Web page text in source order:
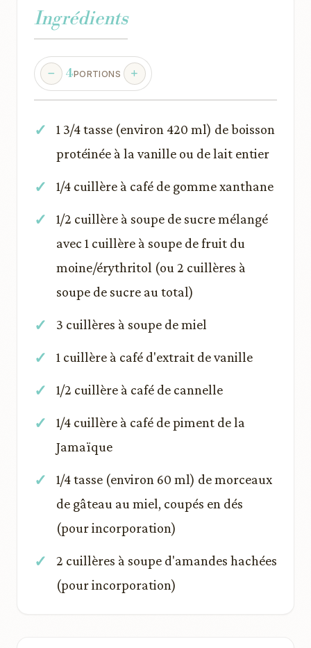
Ingrédients
4PORTIONS
1 3/4 tasse (environ 420 ml) de boisson
protéinée à la vanille ou de lait entier
1/4 cuillère à café de gomme xanthane
1/2 cuillère à soupe de sucre mélangé
avec 1 cuillère à soupe de fruit du
moine/érythritol (ou 2 cuillères à
soupe de sucre au total)
3 cuillères à soupe de miel
1 cuillère à café d'extrait de vanille
1/2 cuillère à café de cannelle
1/4 cuillère à café de piment de la
Jamaïque
1/4 tasse (environ 60 ml) de morceaux
de gâteau au miel, coupés en dés
(pour incorporation)
2 cuillères à soupe d'amandes hachées
(pour incorporation)